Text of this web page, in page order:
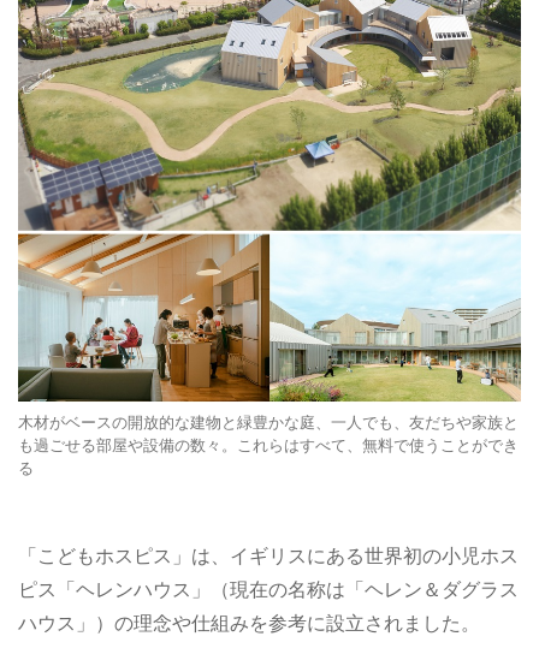
木材がベースの開放的な建物と緑豊かな庭、一人でも、友だちや家族と
も過ごせる部屋や設備の数々。これらはすべて、無料で使うことができ
る
「こどもホスピス」は、イギリスにある世界初の小児ホス
ピス「ヘレンハウス」（現在の名称は「ヘレン＆ダグラス
ハウス」）の理念や仕組みを参考に設立されました。